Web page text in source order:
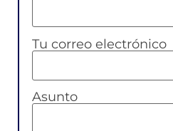
Tu correo electrónico
Asunto